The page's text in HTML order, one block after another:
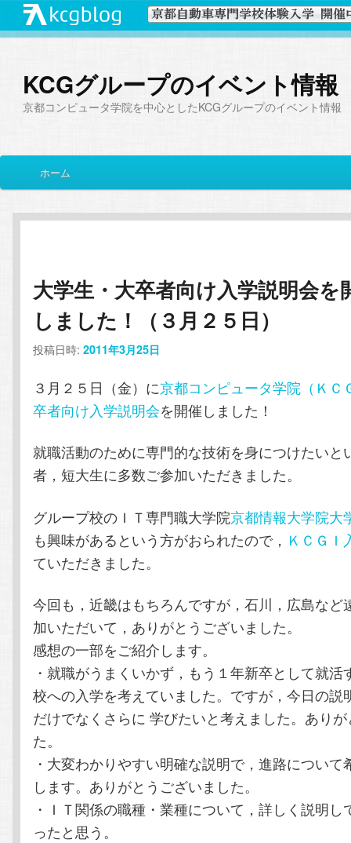
KCGグループのイベント情報
京都コンピュータ学院を中心としたKCGグループのイベント情報
イ
メ
イ
コ
ン
ン
ツ
へ
移
動
サ
ブ
ン
テ
ツ
へ
移
動
ホーム
大学生・大卒者向け入学説明会を
しました！（３月２５日）
投稿日時:2011年3月25日
３月２５日（金）に京都コンピュータ学院（ＫＣ
卒者向け入学説明会を開催しました！
就職活動のために専門的な技術を身につけたいと
者，短大生に多数ご参加いただきました。
グループ校のＩＴ専門職大学院京都情報大学院大
も興味があるという方がおられたので， ＫＣＧＩ
ていただきました。
今回も，近畿はもちろんですが，石川，広島など
加いただいて，ありがとうございました。
感想の一部をご紹介します。
・就職がうまくいかず，もう１年新卒として就活
校への入学を考えていました。ですが，今日の説
だけでなくさらに 学びたいと考えました。あり
た。
・大変わかりやすい明確な説明で，進路について
します。ありがとうございました。
・ＩＴ関係の職種・業種について，詳しく説明し
ったと思う。